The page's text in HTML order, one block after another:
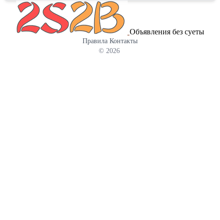
органах и при взаимодействии с контрагентами. Каждое дело
рассматривается индивидуально с учетом действующего
законодательства Российской Федерации и особенностей
конкретной ситуации. Основная задача компании — обеспечить
надежную правовую защиту, минимизировать риски и помочь
клиентам достичь поставленных целей. Компания предоставляет
Объявления без суеты
Правила Контакты
© 2026